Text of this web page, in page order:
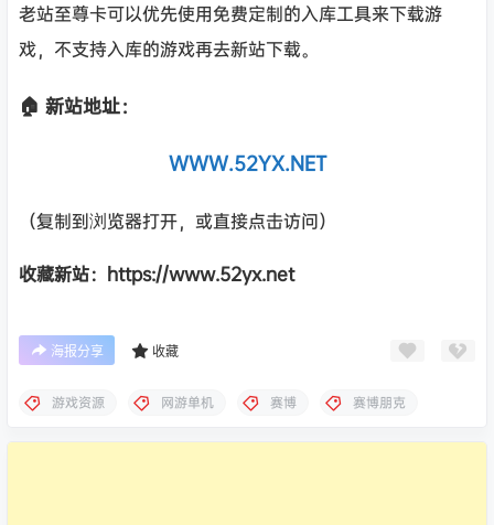
老站至尊卡可以优先使用免费定制的入库工具来下载游
戏，不支持入库的游戏再去新站下载。
🏠 新站地址：
WWW.52YX.NET
（复制到浏览器打开，或直接点击访问）
收藏新站：https://www.52yx.net
海报分享 收藏
游戏资源 网游单机 赛博 赛博朋克